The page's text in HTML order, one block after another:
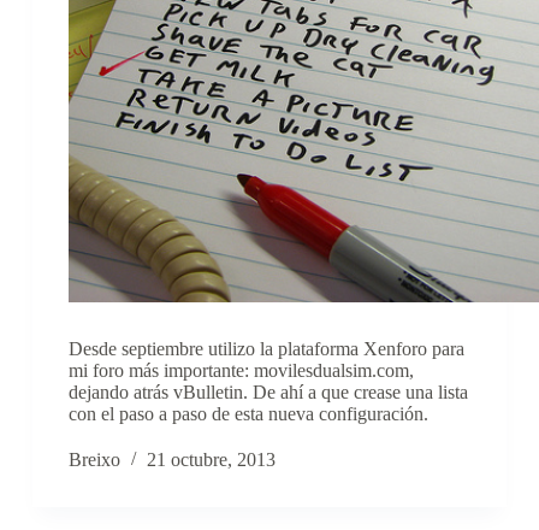
Desde septiembre utilizo la plataforma Xenforo para
mi foro más importante: movilesdualsim.com,
dejando atrás vBulletin. De ahí a que crease una lista
con el paso a paso de esta nueva configuración.
Breixo 21 octubre, 2013